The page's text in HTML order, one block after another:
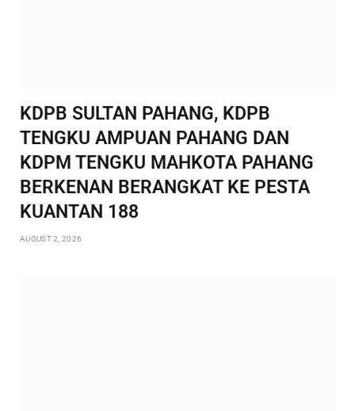
KDPB SULTAN PAHANG, KDPB
TENGKU AMPUAN PAHANG DAN
KDPM TENGKU MAHKOTA PAHANG
BERKENAN BERANGKAT KE PESTA
KUANTAN 188
AUGUST 2, 2026